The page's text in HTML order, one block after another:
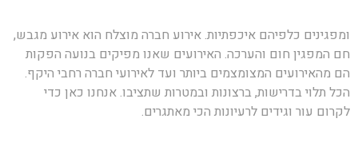
ומפגינים כלפיהם איכפתיות. אירוע חברה מוצלח הוא אירוע מגבש,
חם המפגין חום והערכה. האירועים שאנו מפיקים בנועה הפקות
הם מהאירועים המצומצמים ביותר ועד לאירועי חברה רחבי היקף.
הכל תלוי בדרישות, ברצונות ובמטרות שתציבו. אנחנו כאן כדי
לקרום עור וגידים לרעיונות הכי מאתגרים.